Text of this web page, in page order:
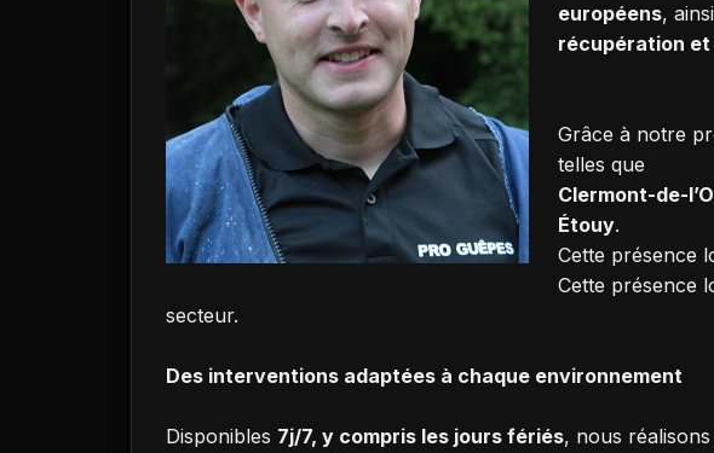
européens,
récupération et
Grâce à notre
telles que
Clermont-de-
Étouy.
Cette présence
Cette présence
secteur.
Des interventions adaptées à chaque environnement
Disponibles 7j/7, y compris les jours fériés, nous